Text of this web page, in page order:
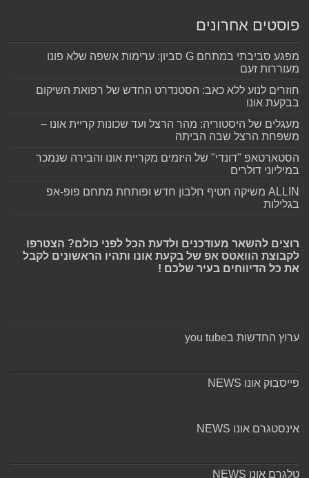
פוסטים אחרונים
מפגע סביבתי במתחם G סביון: ערימות אשפה שלא פונו
מעוררות זעם
חוזרים לנוע ללא כאב: הסטנדרט החדש של רפואת השיקום
בבקעת אונו
מעגלים של היסטוריה: מהר הרצל ועד שכונות קריית אונו –
משפחת הרצל שבה הביתה
הסטארטאפ "דונדי" של היזמים מקריית אונו והבירה שנמכר
במיליוני דולרים
ALLIN משיקה חטיף חלבון חדש ופותחת מתחם פופ-אפ
בגלילות
רוצים להשאר מעודכנים ולדעת הכל לפני כולם? הצטרפו
לקבוצת הוואטס אפ של בקעת אונו ותהיו הראשונים לקבל
את כל הדיווחים בעיר שלכם !
ערוץ החדשות בyou tube
פייסבוק אונו NEWS
אינסטגרם אונו NEWS
טלגרם אונו NEWS